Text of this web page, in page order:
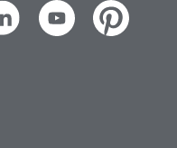
YoutubePinterest